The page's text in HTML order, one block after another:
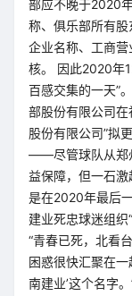
部应不晚于2020
称、俱乐部所有
企业名称、工商
核。 因此2020年
百感交集的一天”
部股份有限公司
股份有限公司”拟
——尽管球队从郑
益保障，但一石
是在2020年最后
建业死忠球迷组织
“青春已死，北看
困惑很快汇聚在一
南建业’这个名字